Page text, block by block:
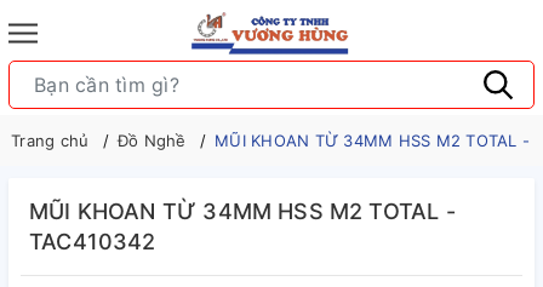
Trang chủ Đồ Nghề MŨI KHOAN TỪ 34MM HSS M2 TOTAL -
MŨI KHOAN TỪ 34MM HSS M2 TOTAL -
TAC410342